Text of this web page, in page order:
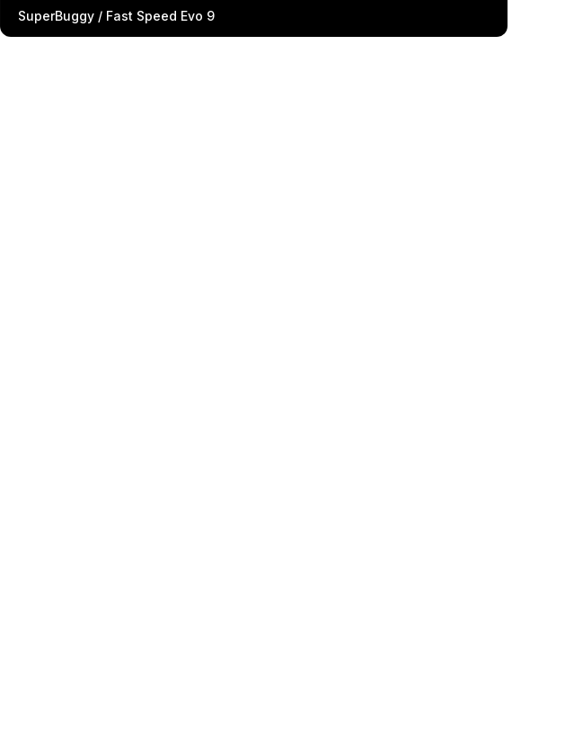
SuperBuggy / Fast Speed Evo 9